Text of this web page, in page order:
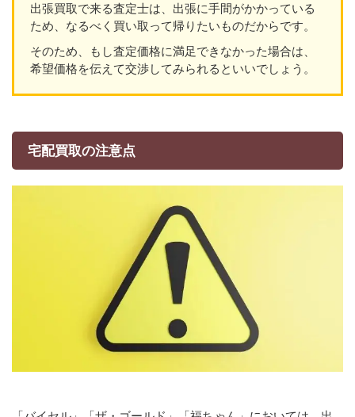
出張買取で来る査定士は、出張に手間がかかっている
ため、なるべく買い取って帰りたいものだからです。
そのため、もし査定価格に満足できなかった場合は、
希望価格を伝えて交渉してみられるといいでしょう。
宅配買取の注意点